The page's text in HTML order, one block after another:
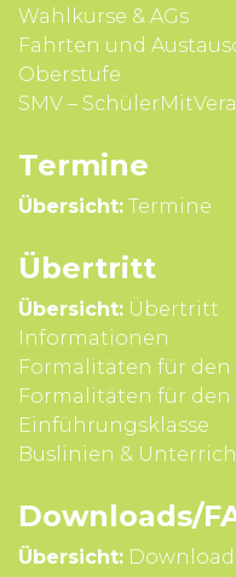
Wahl­kurse & AGs
Fahrten und
Ober­stufe
SMV –
Termine
Übersicht: Termine
Übertritt
Übersicht: Übertritt
Infor­mationen
Formali­täten für den
Formali­täten für
Einführungsklasse
Buslinien &
Downloads/
Übersicht: